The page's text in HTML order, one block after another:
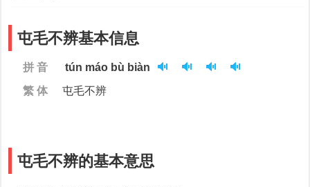
屯毛不辨基本信息
拼 音
tún máo bù biàn
繁 体
屯毛不辨
屯毛不辨的基本意思